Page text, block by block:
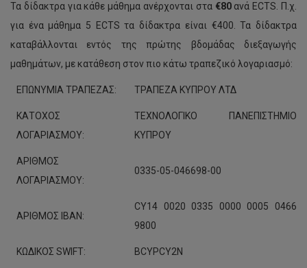
Τα δίδακτρα για κάθε μάθημα ανέρχονται στα €80ανά ECTS. Π.χ.
για ένα μάθημα 5 ECTS τα δίδακτρα είναι €400. Τα δίδακτρα
καταβάλλονται εντός της πρώτης βδομάδας διεξαγωγής
μαθημάτων, με κατάθεση στον πιο κάτω τραπεζικό λογαριασμό:
ΕΠΩΝΥΜΙΑ ΤΡΑΠΕΖΑΣ: ΤΡΑΠΕΖΑ ΚΥΠΡΟΥ ΛΤΔ
ΚΑΤΟΧΟΣ
ΛΟΓΑΡΙΑΣΜΟΥ:
ΤΕΧΝΟΛΟΓΙΚΟ ΠΑΝΕΠΙΣΤΗΜΙΟ
ΚΥΠΡΟΥ
ΑΡΙΘΜΟΣ
ΛΟΓΑΡΙΑΣΜΟΥ:
0335-05-046698-00
ΑΡΙΘΜΟΣ ΙΒΑΝ:
CY14 0020 0335 0000 0005 0466
9800
ΚΩΔΙΚΟΣ SWIFT: BCYPCY2N